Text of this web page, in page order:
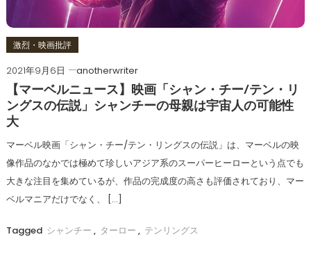
激烈・映画批評
2021年9月6日
anotherwriter
【マーベルニュース】映画「シャン・チー/テン・リ
ングスの伝説」シャンチーの母親は宇宙人の可能性
大
マーベル映画「シャン・チー/テン・リングスの伝説」は、マーベルの映
像作品のなかでは極めて珍しいアジア系のスーパーヒーローという点でも
大きな注目を集めているが、作品の完成度の高さも評価されており、マー
ベルマニアだけでなく、 […]
Tagged シャンチー , ターロー , テンリングス